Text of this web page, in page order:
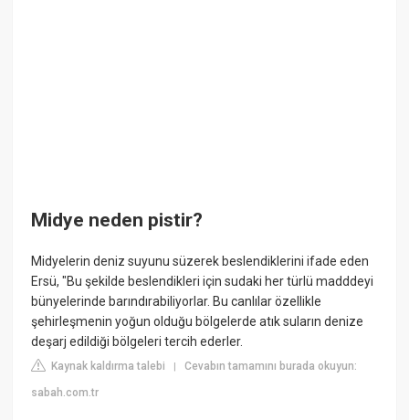
Midye neden pistir?
Midyelerin deniz suyunu süzerek beslendiklerini ifade eden
Ersü, "Bu şekilde beslendikleri için sudaki her türlü madddeyi
bünyelerinde barındırabiliyorlar. Bu canlılar özellikle
şehirleşmenin yoğun olduğu bölgelerde atık suların denize
deşarj edildiği bölgeleri tercih ederler.
Kaynak kaldırma talebi |Cevabın tamamını burada okuyun:
sabah.com.tr